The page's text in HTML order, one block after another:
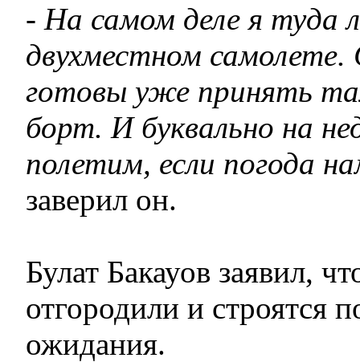
- На самом деле я туда
двухместном самолете.
готовы уже принять
борт. И буквально на
полетим, если погода
заверил он.
Булат Бакауов заявил,
отгородили и строятся
ожидания.